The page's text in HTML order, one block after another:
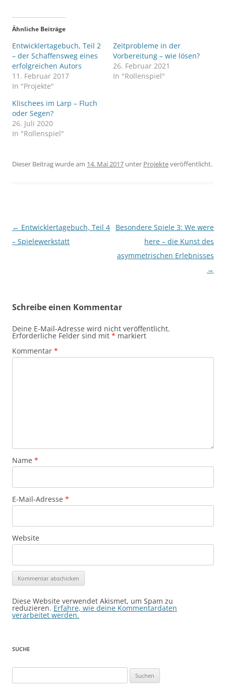
Ähnliche Beiträge
Entwicklertagebuch, Teil 2
– der Schaffensweg eines
erfolgreichen Autors
11. Februar 2017
In "Projekte"
Zeitprobleme in der
Vorbereitung – wie lösen?
26. Februar 2021
In "Rollenspiel"
Klischees im Larp – Fluch
oder Segen?
26. Juli 2020
In "Rollenspiel"
Dieser Beitrag wurde am 14. Mai 2017 unter Projekteveröffentlicht.
Beitragsnavigation
← Entwicklertagebuch, Teil 4
– Spielewerkstatt
Besondere Spiele 3: We were
here – die Kunst des
asymmetrischen Erlebnisses
→
Schreibe einen Kommentar
Deine E-Mail-Adresse wird nicht veröffentlicht.
Erforderliche Felder sind mit * markiert
Kommentar *
Name *
E-Mail-Adresse *
Website
Diese Website verwendet Akismet, um Spam zu
reduzieren. Erfahre, wie deine Kommentardaten
verarbeitet werden.
SUCHE
nach: